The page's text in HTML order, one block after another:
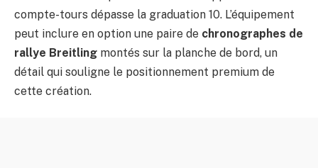
compte-tours dépasse la graduation 10. L’équipement
peut inclure en option une paire de chronographes de
rallye Breitling montés sur la planche de bord, un
détail qui souligne le positionnement premium de
cette création.